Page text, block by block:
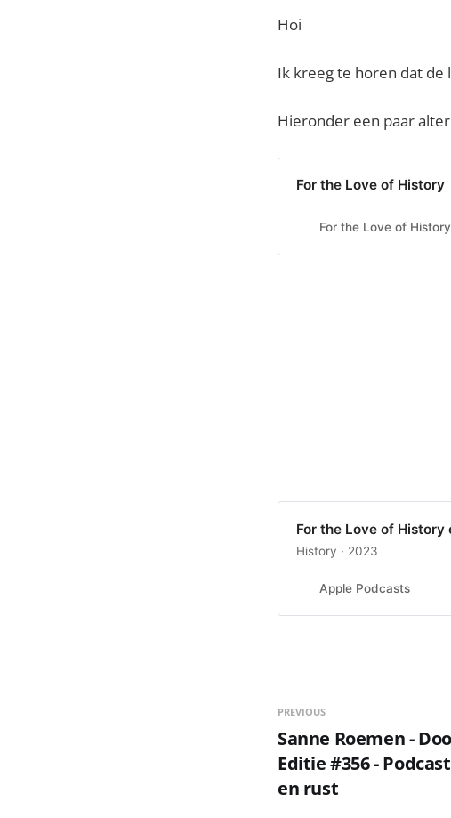
Hoi
Ik kreeg te horen dat
Hieronder een paar
For the Love of History
For the Love of History
‎For the Love of History
‎History · 2023
Apple Podcasts
PREVIOUS
Sanne Roemen -
Editie #356 -
en rust